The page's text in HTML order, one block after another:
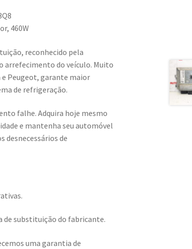
460W
reconhecido pela
arrefecimento do veículo. Muito
Peugeot, garante maior
de refrigeração.
falhe. Adquira hoje mesmo
e mantenha seu automóvel
desnecessários de
de substituição do fabricante.
uma garantia de